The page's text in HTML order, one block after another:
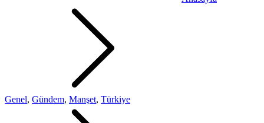
Genel, Gündem, Manşet, Türkiye